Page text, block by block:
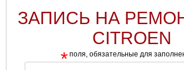
ЗАПИСЬ НА
CITROEN
* поля, обязательные для